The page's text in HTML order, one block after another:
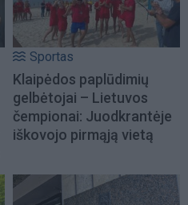
Sportas
Klaipėdos paplūdimių
gelbėtojai – Lietuvos
čempionai: Juodkrantėje
iškovojo pirmąją vietą